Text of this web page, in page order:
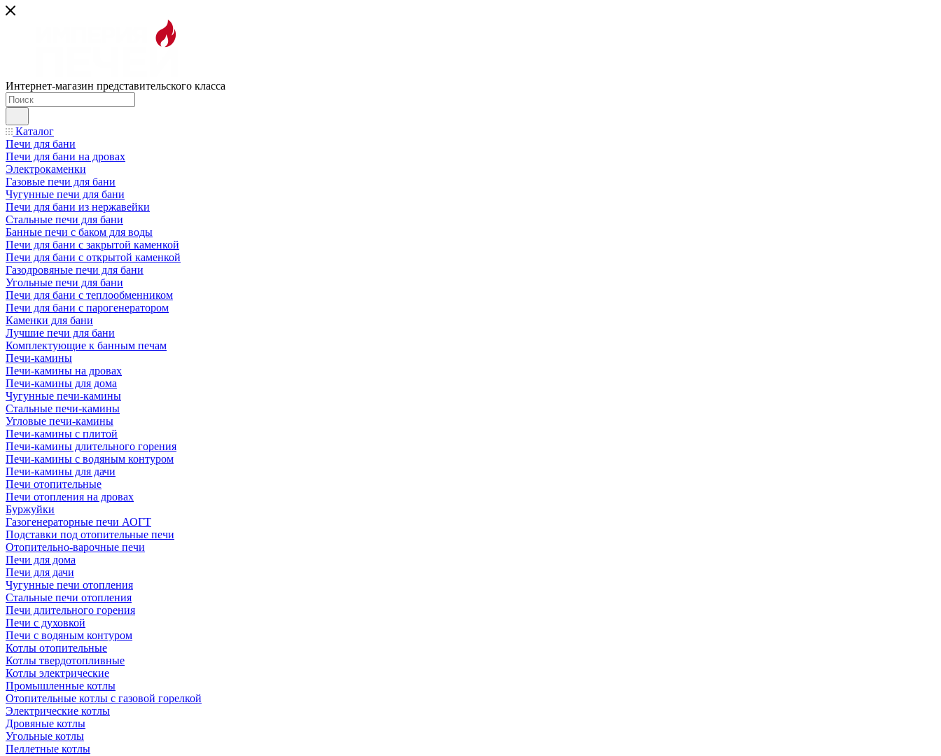
Интернет-магазин представительского класса
Каталог
Печи для бани
Печи для бани на дровах
Электрокаменки
Газовые печи для бани
Чугунные печи для бани
Печи для бани из нержавейки
Стальные печи для бани
Банные печи с баком для воды
Печи для бани с закрытой каменкой
Печи для бани с открытой каменкой
Газодровяные печи для бани
Угольные печи для бани
Печи для бани с теплообменником
Печи для бани с парогенератором
Каменки для бани
Лучшие печи для бани
Комплектующие к банным печам
Печи-камины
Печи-камины на дровах
Печи-камины для дома
Чугунные печи-камины
Стальные печи-камины
Угловые печи-камины
Печи-камины с плитой
Печи-камины длительного горения
Печи-камины с водяным контуром
Печи-камины для дачи
Печи отопительные
Печи отопления на дровах
Буржуйки
Газогенераторные печи АОГТ
Подставки под отопительные печи
Отопительно-варочные печи
Печи для дома
Печи для дачи
Чугунные печи отопления
Стальные печи отопления
Печи длительного горения
Печи с духовкой
Печи с водяным контуром
Котлы отопительные
Котлы твердотопливные
Котлы электрические
Промышленные котлы
Отопительные котлы с газовой горелкой
Электрические котлы
Дровяные котлы
Угольные котлы
Пеллетные котлы